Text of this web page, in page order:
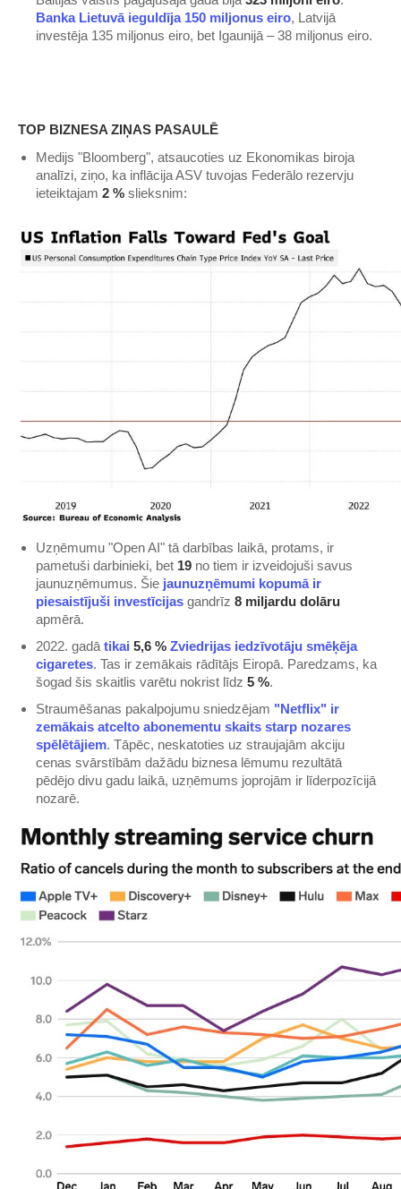
Banka Lietuvā ieguldīja 150 miljonus eiro, Latvijā
investēja 135 miljonus eiro, bet Igaunijā – 38 miljonus eiro.
TOP BIZNESA ZIŅAS PASAULĒ
Medijs "Bloomberg", atsaucoties uz Ekonomikas biroja
analīzi, ziņo, ka inflācija ASV tuvojas Federālo rezervju
ieteiktajam 2 % slieksnim:
Uzņēmumu "Open AI" tā darbības laikā, protams, ir
pametuši darbinieki, bet 19 no tiem ir izveidojuši savus
jaunuzņēmumus. Šie jaunuzņēmumi kopumā ir
piesaistījuši investīcijas gandrīz 8 miljardu dolāru
apmērā.
2022. gadā tikai 5,6 % Zviedrijas iedzīvotāju smēķēja
cigaretes. Tas ir zemākais rādītājs Eiropā. Paredzams, ka
šogad šis skaitlis varētu nokrist līdz 5 %.
Straumēšanas pakalpojumu sniedzējam "Netflix" ir
zemākais atcelto abonementu skaits starp nozares
spēlētājiem. Tāpēc, neskatoties uz straujajām akciju
cenas svārstībām dažādu biznesa lēmumu rezultātā
pēdējo divu gadu laikā, uzņēmums joprojām ir līderpozīcijā
nozarē.